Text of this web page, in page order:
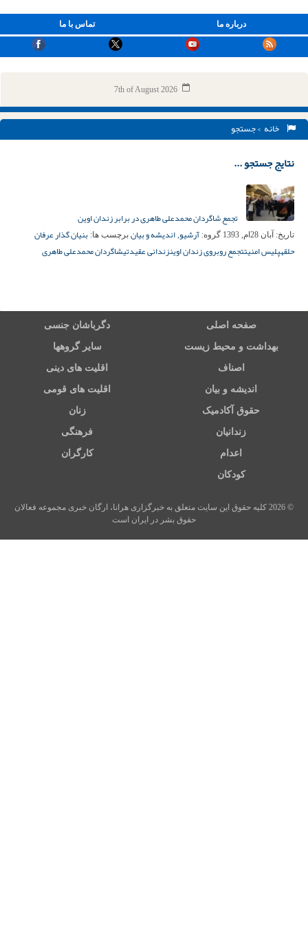
تماس با ما درباره ما
7th of August 2026
خانه > جستجو
نتایج جستجو ...
تجمع شاگردان محمدعلی طاهری در برابر زندان اوین
تاریخ: آبان 28ام, 1393 گروه: آرشیو, اندیشه و بیان برچسب ها: بنیان گذار عرفان
حلقهپلیس امنیتتجمع روبروی زندان اوینزندانی عقیدتیشاگردان محمدعلی طاهری
صفحه اصلی دگرباشان جنسی
بهداشت و محیط زیست سایر گروهها
اصناف اقلیت های دینی
اندیشه و بیان اقلیت های قومی
حقوق آکادمیک زنان
زندانیان فرهنگی
اعدام کارگران
کودکان
© 2026 کلیه حقوق این سایت متعلق به خبرگزاری هرانا، ارگان خبری مجموعه فعالان
حقوق بشر در ایران است